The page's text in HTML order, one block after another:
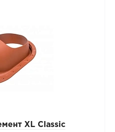
XL Classic